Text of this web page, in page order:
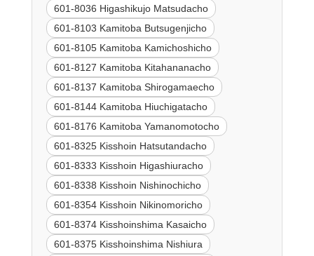
601-8036 Higashikujo Matsudacho
601-8103 Kamitoba Butsugenjicho
601-8105 Kamitoba Kamichoshicho
601-8127 Kamitoba Kitahananacho
601-8137 Kamitoba Shirogamaecho
601-8144 Kamitoba Hiuchigatacho
601-8176 Kamitoba Yamanomotocho
601-8325 Kisshoin Hatsutandacho
601-8333 Kisshoin Higashiuracho
601-8338 Kisshoin Nishinochicho
601-8354 Kisshoin Nikinomoricho
601-8374 Kisshoinshima Kasaicho
601-8375 Kisshoinshima Nishiura